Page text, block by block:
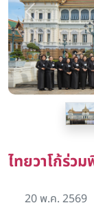
Previous
ไทยวาโก้ร่ว
20 พ.ค. 2569